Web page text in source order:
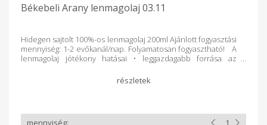
Békebeli Arany lenmagolaj 03.11
Hidegen sajtolt 100%-os lenmagolaj 200ml Ajánlott fogyasztási
mennyiség: 1-2 evőkanál/nap. Folyamatosan fogyasztható! A
lenmagolaj jótékony hatásai • leggazdagabb forrása az
véredények falán • csökkenti a vérrögök képződését • a
szívre és érrendszerre, izomzatra jó hatással bír •
kialakulásával szemben • segít a fogyókúrában (gyorsítja az